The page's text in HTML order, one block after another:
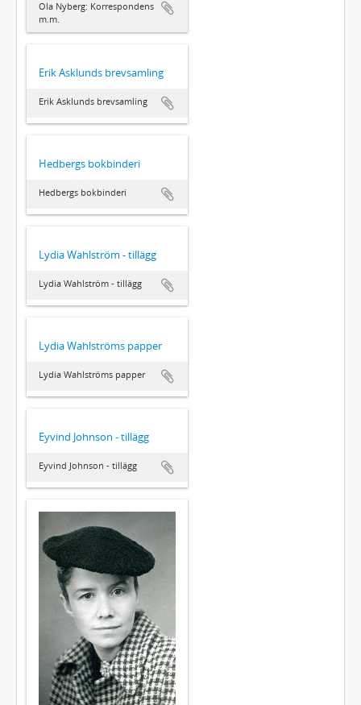
Ola Nyberg: Korrespondens
m.m.
Erik Asklunds brevsamling
Erik Asklunds brevsamling
Hedbergs bokbinderi
Hedbergs bokbinderi
Lydia Wahlström - tillägg
Lydia Wahlström - tillägg
Lydia Wahlströms papper
Lydia Wahlströms papper
Eyvind Johnson - tillägg
Eyvind Johnson - tillägg